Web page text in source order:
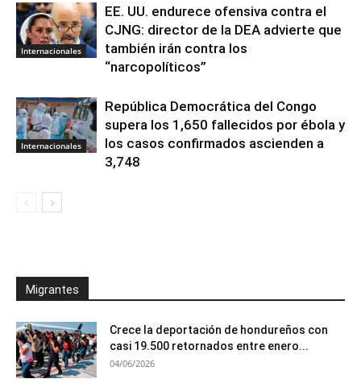
Internacionales
EE. UU. endurece ofensiva contra el
CJNG: director de la DEA advierte que
también irán contra los
“narcopolíticos”
Internacionales
República Democrática del Congo
supera los 1,650 fallecidos por ébola y
los casos confirmados ascienden a
3,748
Migrantes
Crece la deportación de hondureños con
casi 19.500 retornados entre enero...
04/06/2026